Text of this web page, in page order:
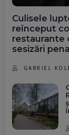
Culisele
reînceput
restaurante
sesizări
GABRIEL